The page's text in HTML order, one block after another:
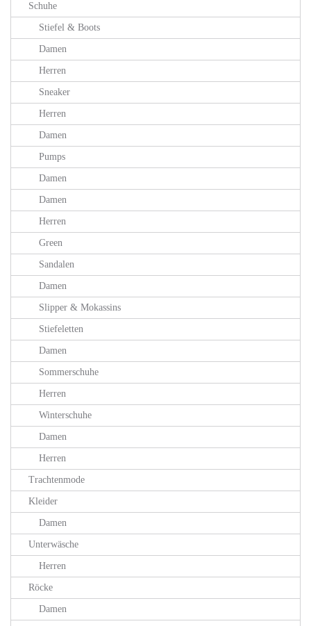
Schuhe
Stiefel & Boots
Damen
Herren
Sneaker
Herren
Damen
Pumps
Damen
Damen
Herren
Green
Sandalen
Damen
Slipper & Mokassins
Stiefeletten
Damen
Sommerschuhe
Herren
Winterschuhe
Damen
Herren
Trachtenmode
Kleider
Damen
Unterwäsche
Herren
Röcke
Damen